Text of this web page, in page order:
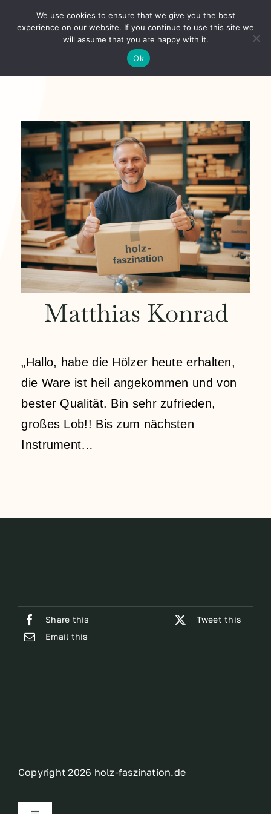
Über
Shop
Aktuelles
Unsere Kunden
Kontakt
Matthias Konrad
„Hallo, habe die Hölzer heute erhalten,
die Ware ist heil angekommen und von
bester Qualität. Bin sehr zufrieden,
großes Lob!! Bis zum nächsten
Instrument…
Share this
Tweet this
Email this
Copyright 2026 holz-faszination.de
We use cookies to ensure that we give you the best
experience on our website. If you continue to use this site we
will assume that you are happy with it.
Ok